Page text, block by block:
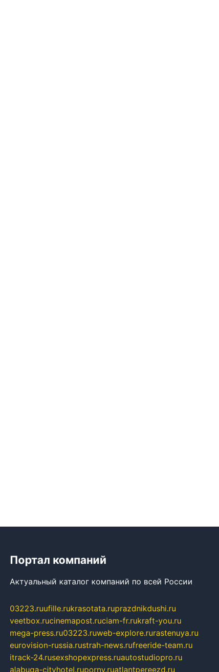
Портал компаний
Актуальный каталог компаний по всей России
03223.ruufille.rukrasotata.ruprazdnikdushi.ru
veetbox.rucinemapost.ruciam-fr.rukraft-you.ru
mega-press.ru03223.ruweb-explore.rurastenuya.ru
eurovision-russia.rustrah-news.rufreeride-team.ru
itrack-24.rusexshopexpress.ruautostudiopro.ru
alabuga-cityhotel.rupornv.ruatlantpereezd.ru